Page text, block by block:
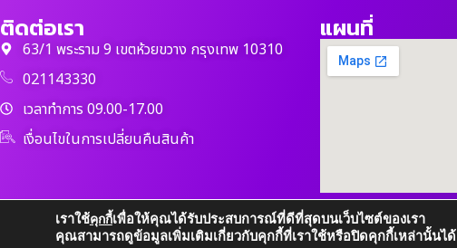
ติดต่อเรา
63/1 พระราม 9 เขตห้วยขวาง กรุงเทพ 10310
021143330
เวลาทำการ 09.00-17.00
เงื่อนไขในการเปลี่ยนคืนสินค้า
แผนที่
เราใช้คุกกี้เพื่อให้คุณได้รับประสบการณ์ที่ดีที่สุดบนเว็บไซต์ของเรา
คุณสามารถดูข้อมูลเพิ่มเติมเกี่ยวกับคุกกี้ที่เราใช้หรือปิดคุกกี้เหล่านั้นได้